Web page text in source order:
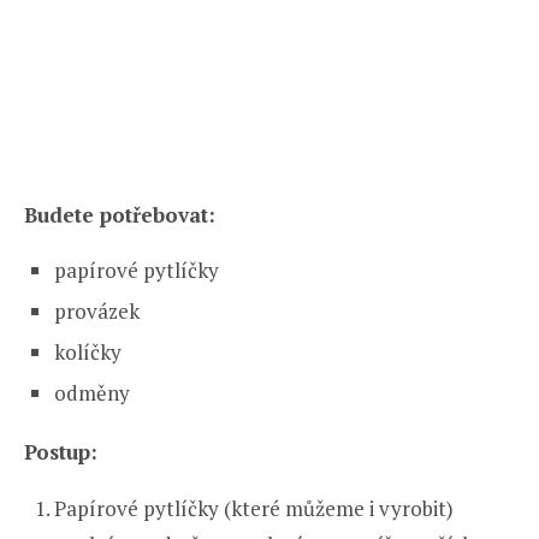
Budete potřebovat:
papírové pytlíčky
provázek
kolíčky
odměny
Postup:
Papírové pytlíčky (které můžeme i vyrobit)